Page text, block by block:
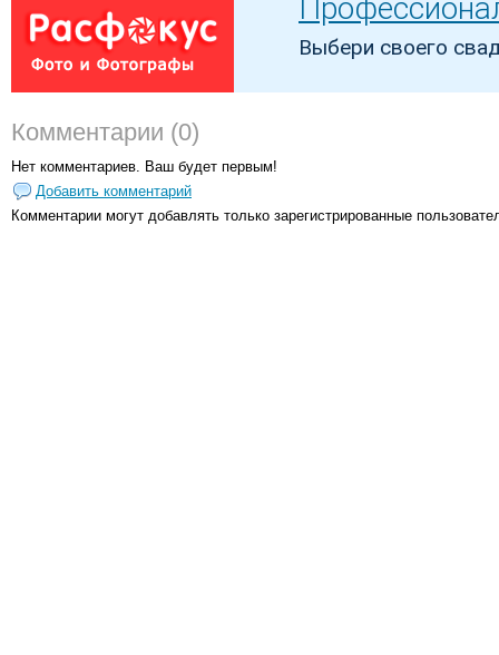
Комментарии (0)
Нет комментариев. Ваш будет первым!
Добавить комментарий
Комментарии могут добавлять только зарегистрированные